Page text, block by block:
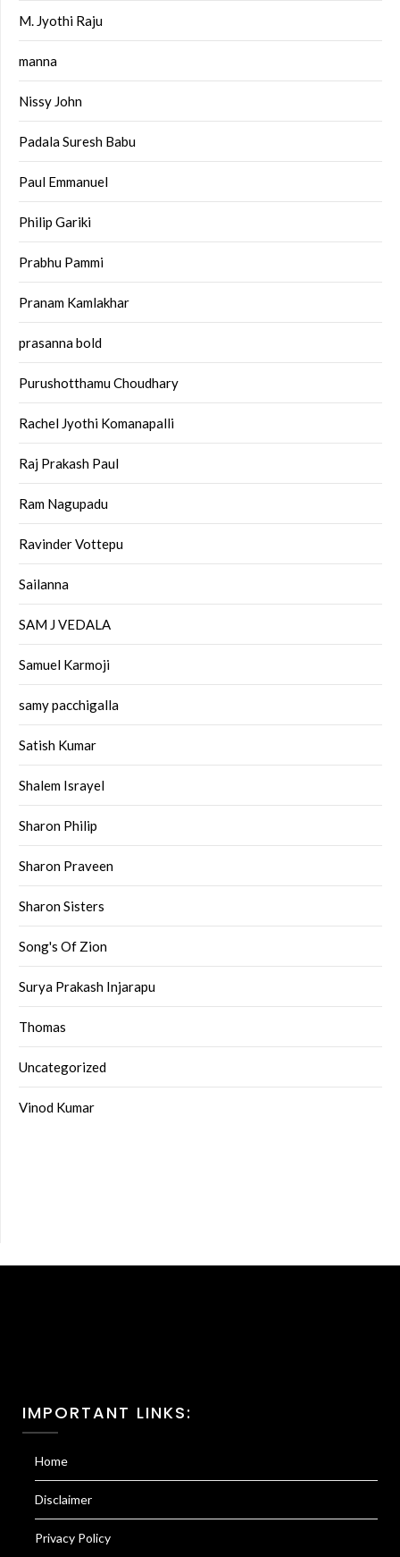
M. Jyothi Raju
manna
Nissy John
Padala Suresh Babu
Paul Emmanuel
Philip Gariki
Prabhu Pammi
Pranam Kamlakhar
prasanna bold
Purushotthamu Choudhary
Rachel Jyothi Komanapalli
Raj Prakash Paul
Ram Nagupadu
Ravinder Vottepu
Sailanna
SAM J VEDALA
Samuel Karmoji
samy pacchigalla
Satish Kumar
Shalem Israyel
Sharon Philip
Sharon Praveen
Sharon Sisters
Song's Of Zion
Surya Prakash Injarapu
Thomas
Uncategorized
Vinod Kumar
IMPORTANT LINKS:
Home
Disclaimer
Privacy Policy